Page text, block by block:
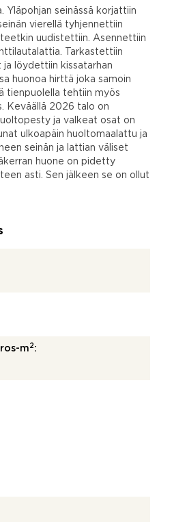
Yläpohjan seinässä korjattiin
vierellä tyhjennettiin
uudistettiin. Asennettiin
Tarkastettiin
ja löydettiin kissatarhan
huonoa hirttä joka samoin
tienpuolella tehtiin myös
Keväällä 2026 talo on
ja valkeat osat on
ulkoapäin huoltomaalattu ja
seinän ja lattian väliset
huone on pidetty
asti. Sen jälkeen se on ollut
m 2 :